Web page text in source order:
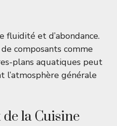
fluidité et d’abondance.
composants comme
plans aquatiques peut
l’atmosphère générale
de la Cuisine